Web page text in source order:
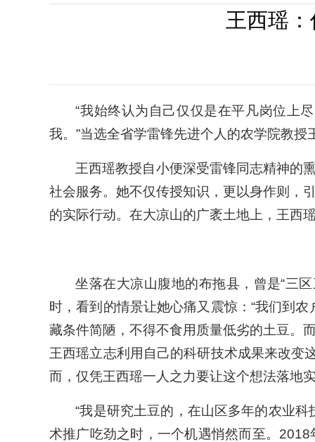
王西瑶
“我始终认为自己仅仅是在平凡岗位上
我。”当选全省学雷锋先进个人的农学院教
王西瑶教授自小便深受雷锋同志精神的
社会服务。她不仅传授知识，更以身作则，
的实际行动。在大凉山的广袤土地上，王西
坐落在大凉山腹地的布拖县，曾是“三
时，看到的情景让她心痛又震惊：“我们到
藏条件简陋，不得不食用质量低劣的土豆。
王西瑶立志利用自己的科研技术成果来改变
而，仅凭王西瑶一人之力要让这个想法落地
“我是研究土豆的，在山区多年的农业
术推广吃劲之时，一个机遇悄然而至。